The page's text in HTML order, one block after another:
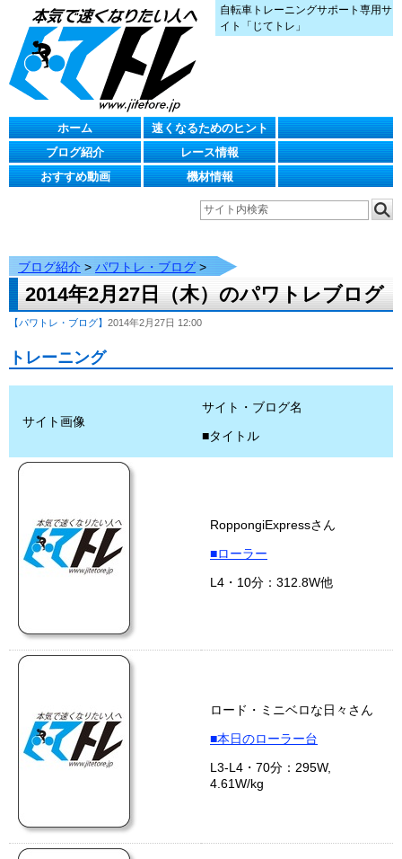
自転車トレーニングサポート専用サ
イト「じてトレ」
ホーム
速くなるためのヒント
ブログ紹介
レース情報
おすすめ動画
機材情報
ブログ紹介 > パワトレ・ブログ>
2014年2月27日（木）のパワトレブログ
【パワトレ・ブログ】 2014年2月27日 12:00
トレーニング
サイト画像
サイト・ブログ名
■タイトル
RoppongiExpressさん
■ローラー
L4・10分：312.8W他
ロード・ミニベロな日々さん
■本日のローラー台
L3-L4・70分：295W,
4.61W/kg